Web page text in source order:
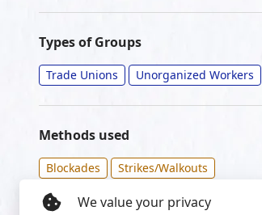
Types of Groups
Trade Unions Unorganized Workers
Methods used
Blockades Strikes/Walkouts
We value your privacy